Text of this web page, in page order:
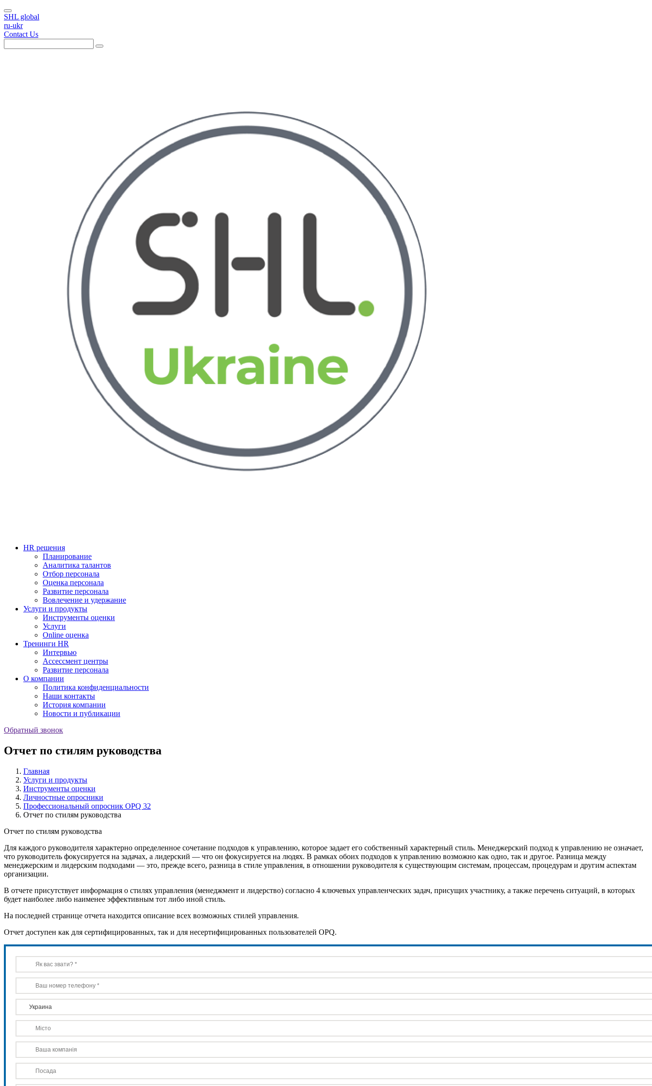
SHL global
ru-ukr
Contact Us
HR решения
Планирование
Аналитика талантов
Отбор персонала
Оценка персонала
Развитие персонала
Вовлечение и удержание
Услуги и продукты
Инструменты оценки
Услуги
Online оценка
Тренинги HR
Интервью
Ассессмент центры
Развитие персонала
О компании
Политика конфиденциальности
Наши контакты
История компании
Новости и публикации
Обратный звонок
Отчет по стилям руководства
Главная
Услуги и продукты
Инструменты оценки
Личностные опросники
Профессиональный опросник OPQ 32
Отчет по стилям руководства
Отчет по стилям руководства
Для каждого руководителя характерно определенное сочетание подходов к управлению, которое задает его собственный характерный стиль. Менеджерский подход к управлению не означает,
что руководитель фокусируется на задачах, а лидерский — что он фокусируется на людях. В рамках обоих подходов к управлению возможно как одно, так и другое. Разница между
менеджерским и лидерским подходами — это, прежде всего, разница в стиле управления, в отношении руководителя к существующим системам, процессам, процедурам и другим аспектам
организации.
В отчете присутствует информация о стилях управления (менеджмент и лидерство) согласно 4 ключевых управленческих задач, присущих участнику, а также перечень ситуаций, в которых
будет наиболее либо наименее эффективным тот либо иной стиль.
На последней странице отчета находится описание всех возможных стилей управления.
Отчет доступен как для сертифицированных, так и для несертифицированных пользователей OPQ.